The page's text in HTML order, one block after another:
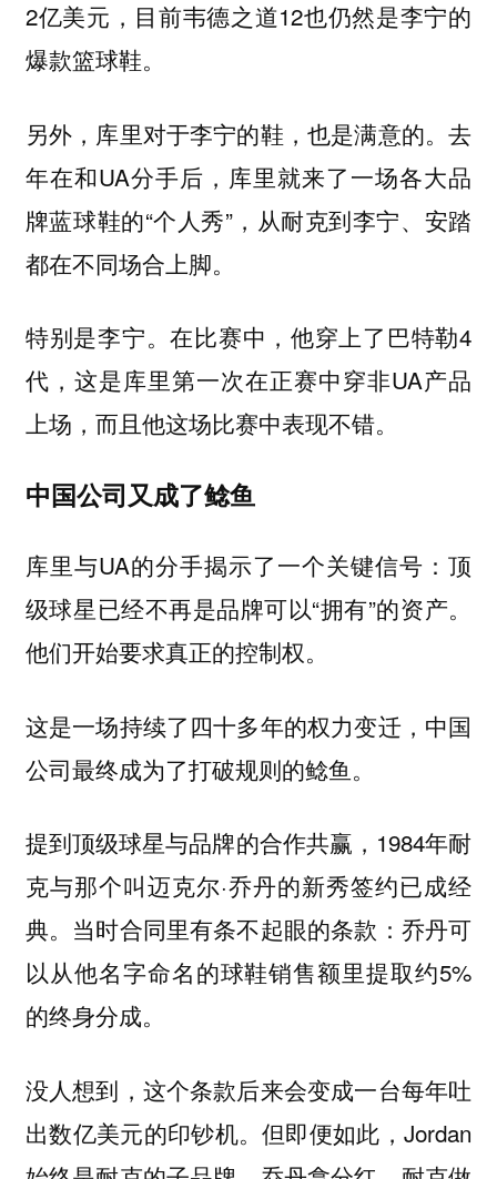
2亿美元，目前韦德之道12也仍然是李宁的
爆款篮球鞋。
另外，库里对于李宁的鞋，也是满意的。去
年在和UA分手后，库里就来了一场各大品
牌蓝球鞋的“个人秀”，从耐克到李宁、安踏
都在不同场合上脚。
特别是李宁。在比赛中，他穿上了巴特勒4
代，这是库里第一次在正赛中穿非UA产品
上场，而且他这场比赛中表现不错。
中国公司又成了鲶鱼
库里与UA的分手揭示了一个关键信号：顶
级球星已经不再是品牌可以“拥有”的资产。
他们开始要求真正的控制权。
这是一场持续了四十多年的权力变迁，中国
公司最终成为了打破规则的鲶鱼。
提到顶级球星与品牌的合作共赢，1984年耐
克与那个叫迈克尔·乔丹的新秀签约已成经
典。当时合同里有条不起眼的条款：乔丹可
以从他名字命名的球鞋销售额里提取约5%
的终身分成。
没人想到，这个条款后来会变成一台每年吐
出数亿美元的印钞机。但即便如此，Jordan